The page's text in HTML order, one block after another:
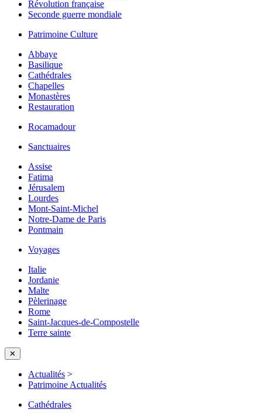
Révolution française
Seconde guerre mondiale
Patrimoine Culture
Abbaye
Basilique
Cathédrales
Chapelles
Monastères
Restauration
Rocamadour
Sanctuaires
Assise
Fatima
Jérusalem
Lourdes
Mont-Saint-Michel
Notre-Dame de Paris
Pontmain
Voyages
Italie
Jordanie
Malte
Pèlerinage
Rome
Saint-Jacques-de-Compostelle
Terre sainte
✕
Actualités >
Patrimoine Actualités
Cathédrales